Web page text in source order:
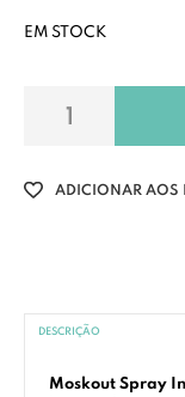
EM STOCK
ADICIONAR AOS
DESCRIÇÃO
Moskout Spray